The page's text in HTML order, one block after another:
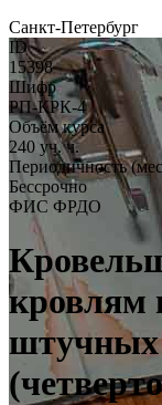
Санкт-Петербург
ID
15398
Шифр
РП-КРК-4
Объём курса
240 уч. ч.
Периодичность
Бессрочно
ФИС ФРДО
кровлям
штучных